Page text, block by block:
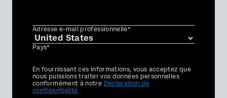
Adresse e-mail professionnelle*
Pays*
Privacy
Optin
En fournissant ces informations, vous acceptez que
nous puissions traiter vos données personnelles
conformément à notre Déclaration de
confidentialité